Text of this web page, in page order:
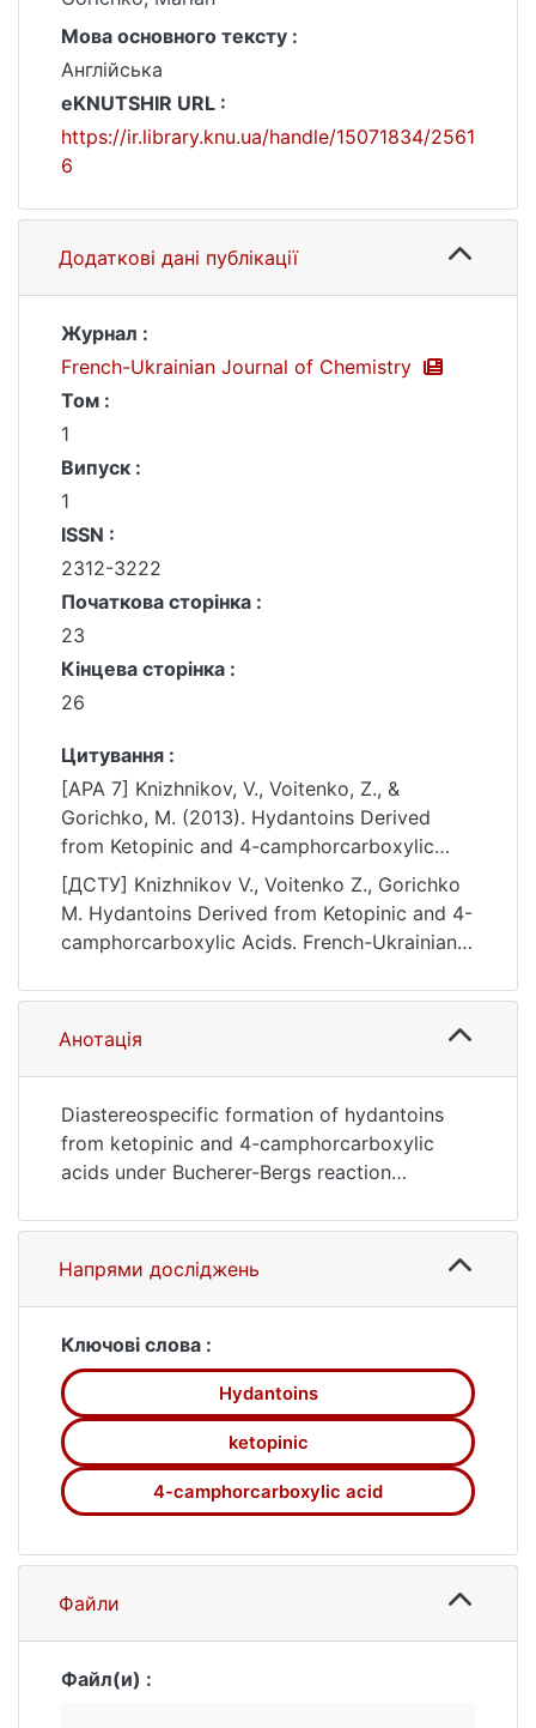
Мова основного тексту :
Англійська
eKNUTSHIR URL :
https://ir.library.knu.ua/handle/15071834/2561
6
Додаткові дані публікації
Журнал :
French-Ukrainian Journal of Chemistry
Том :
1
Випуск :
1
ISSN :
2312-3222
Початкова сторінка :
23
Кінцева сторінка :
26
Цитування :
[APA 7] Knizhnikov, V., Voitenko, Z., &
Gorichko, M. (2013). Hydantoins Derived
from Ketopinic and 4-camphorcarboxylic
Acids. French-Ukrainian Journal of
Chemistry, 1(1), 23–26.
https://ir.library.knu.ua/handle/15071834/2561
[ДСТУ] Knizhnikov V., Voitenko Z., Gorichko
M. Hydantoins Derived from Ketopinic and 4-
camphorcarboxylic Acids. French-Ukrainian
—26. URL:
https://ir.library.knu.ua/handle/15071834/2561
6 (date of access: 25.07.2026).
Анотація
Diastereospecific formation of hydantoins
from ketopinic and 4-camphorcarboxylic
acids under Bucherer-Bergs reaction
easiness of this transformation provides a
straightforward synthetic pathway to
enantiopure conformationally rigid amino
hydantoins, starting from inexpensive and
easily available natural camphor.
Напрями досліджень
Ключові слова :
Hydantoins
ketopinic
4-camphorcarboxylic acid
Файли
Файл(и) :